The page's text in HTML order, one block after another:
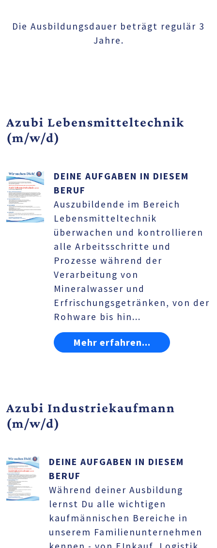
Die Ausbildungsdauer beträgt regulär 3
Jahre.
Azubi Lebensmitteltechnik
(m/w/d)
DEINE AUFGABEN IN DIESEM
BERUF
Auszubildende im Bereich
Lebensmitteltechnik
überwachen und kontrollieren
alle Arbeitsschritte und
Prozesse während der
Verarbeitung von
Mineralwasser und
Erfrischungsgetränken, von der
Rohware bis hin...
Mehr erfahren...
Azubi Industriekaufmann
(m/w/d)
DEINE AUFGABEN IN DIESEM
BERUF
Während deiner Ausbildung
lernst Du alle wichtigen
kaufmännischen Bereiche in
unserem Familienunternehmen